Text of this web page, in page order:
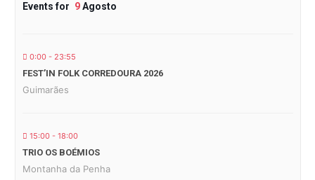
Events for 9Agosto
0:00 - 23:55
FEST’IN FOLK CORREDOURA 2026
Guimarães
15:00 - 18:00
TRIO OS BOÉMIOS
Montanha da Penha